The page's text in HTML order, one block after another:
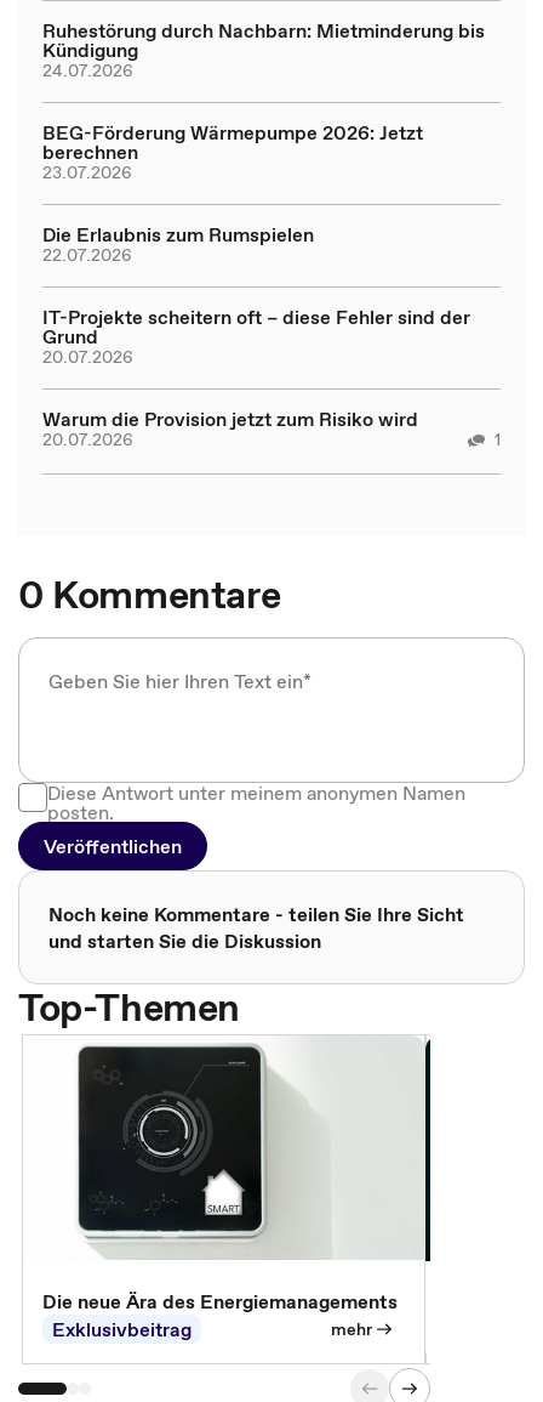
Ruhestörung durch Nachbarn: Mietminderung bis
Kündigung
24.07.2026
BEG-Förderung Wärmepumpe 2026: Jetzt
berechnen
23.07.2026
Die Erlaubnis zum Rumspielen
22.07.2026
IT-Projekte scheitern oft – diese Fehler sind der
Grund
20.07.2026
Warum die Provision jetzt zum Risiko wird
20.07.2026 1
0 Kommentare
Diese Antwort unter meinem anonymen Namen
posten.
Veröffentlichen
Noch keine Kommentare - teilen Sie Ihre Sicht
und starten Sie die Diskussion
Top-Themen
Die neue Ära des Energiemanagements
Exklusivbeitrag
mehr